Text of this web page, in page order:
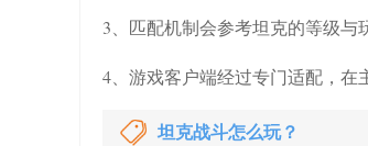
3、匹配机制会参考坦克的等级与
4、游戏客户端经过专门适配，在
坦克战斗怎么玩？